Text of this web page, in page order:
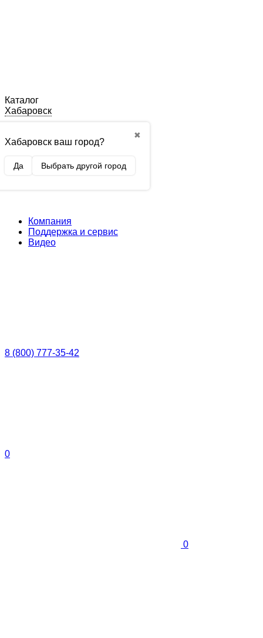
Каталог
Хабаровск
✖
Хабаровск ваш город?
Да Выбрать другой город
Компания
Поддержка и сервис
Видео
8 (800) 777-35-42
0
0